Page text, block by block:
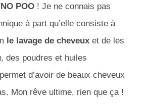
POO ! Je ne connais pas
à part qu’elle consiste à
le lavage de cheveux et de les
des poudres et huiles
d’avoir de beaux cheveux
Mon rêve ultime, rien que ça !